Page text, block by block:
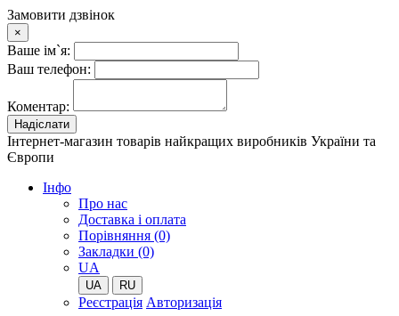
Замовити дзвінок
×
Ваше ім`я:
Ваш телефон:
Коментар:
Надіслати
Інтернет-магазин товарів найкращих виробників України та
Європи
Iнфо
Про нас
Доставка і оплата
Порівняння (0)
Закладки (0)
UA
UA RU
Реєстрація Авторизація